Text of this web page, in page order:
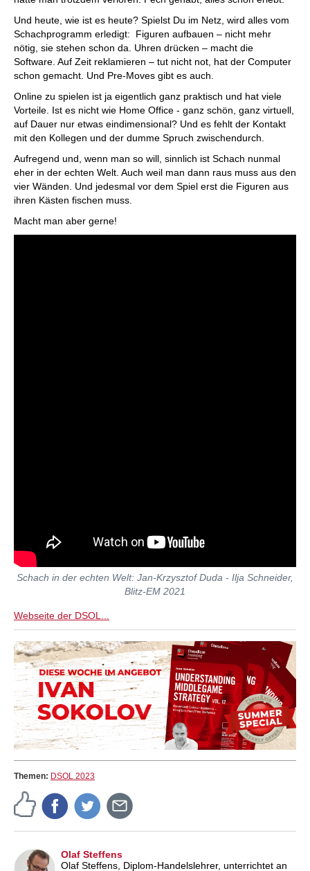
Und heute, wie ist es heute? Spielst Du im Netz, wird alles vom
Schachprogramm erledigt: Figuren aufbauen – nicht mehr
nötig, sie stehen schon da. Uhren drücken – macht die
Software. Auf Zeit reklamieren – tut nicht not, hat der Computer
schon gemacht. Und Pre-Moves gibt es auch.
Online zu spielen ist ja eigentlich ganz praktisch und hat viele
Vorteile. Ist es nicht wie Home Office - ganz schön, ganz virtuell,
auf Dauer nur etwas eindimensional? Und es fehlt der Kontakt
mit den Kollegen und der dumme Spruch zwischendurch.
Aufregend und, wenn man so will, sinnlich ist Schach nunmal
eher in der echten Welt. Auch weil man dann raus muss aus den
vier Wänden. Und jedesmal vor dem Spiel erst die Figuren aus
ihren Kästen fischen muss.
Macht man aber gerne!
Schach in der echten Welt: Jan-Krzysztof Duda - Ilja Schneider,
Blitz-EM 2021
Webseite der DSOL...
Themen: DSOL 2023
Olaf Steffens
Olaf Steffens, Diplom-Handelslehrer, unterrichtet an